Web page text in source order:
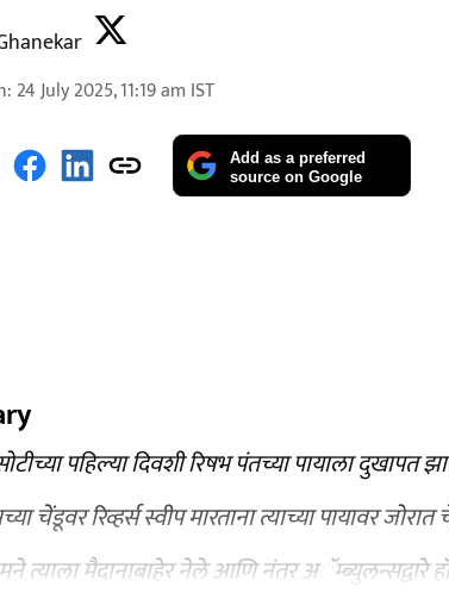
: 24 July 2025, 11:19 am IST
Add as a preferred
source on Google
पहिल्या दिवशी रिषभ पंतच्या पायाला दुखापत
चेंडूवर रिव्हर्स स्वीप मारताना त्याच्या पायावर
त्याला मैदानाबाहेर नेले आणि नंतर